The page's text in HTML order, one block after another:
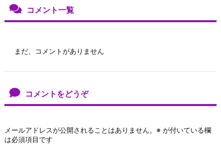
コメント一覧
まだ、コメントがありません
コメントをどうぞ
メールアドレスが公開されることはありません。 ※ が付いている欄
は必須項目です